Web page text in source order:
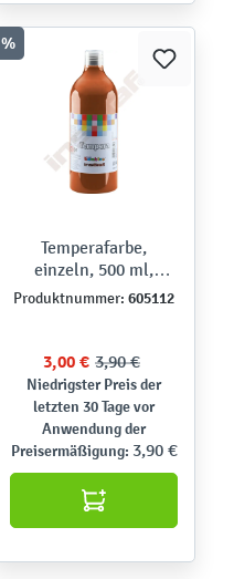
%
Temperafarbe,
einzeln, 500 ml,
hellbraun
Produktnummer: 605112
3,00 € 3,90 €
Niedrigster Preis der
letzten 30 Tage vor
Anwendung der
Preisermäßigung: 3,90 €